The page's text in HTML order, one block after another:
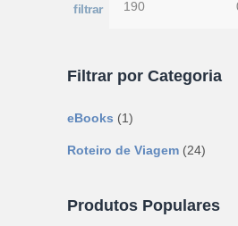
filtrar
Filtrar por Categoria
eBooks (1)
Roteiro de Viagem (24)
Produtos Populares